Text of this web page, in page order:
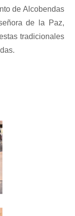
de Alcobendas
de la Paz,
tradicionales